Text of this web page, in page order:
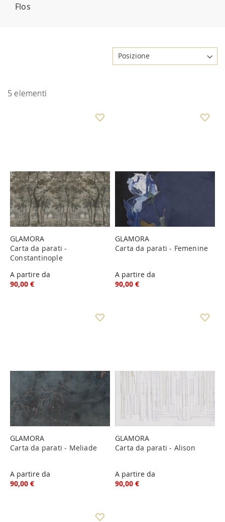
Flos
5 elementi
GLAMORA
Carta da parati -
Constantinople
A partire da
90,00 €
GLAMORA
Carta da parati - Femenine
A partire da
90,00 €
GLAMORA
Carta da parati - Meliade
A partire da
90,00 €
GLAMORA
Carta da parati - Alison
A partire da
90,00 €